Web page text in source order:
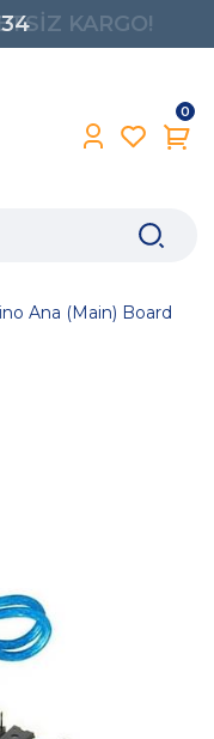
KARGO!
0
Ana (Main) Board